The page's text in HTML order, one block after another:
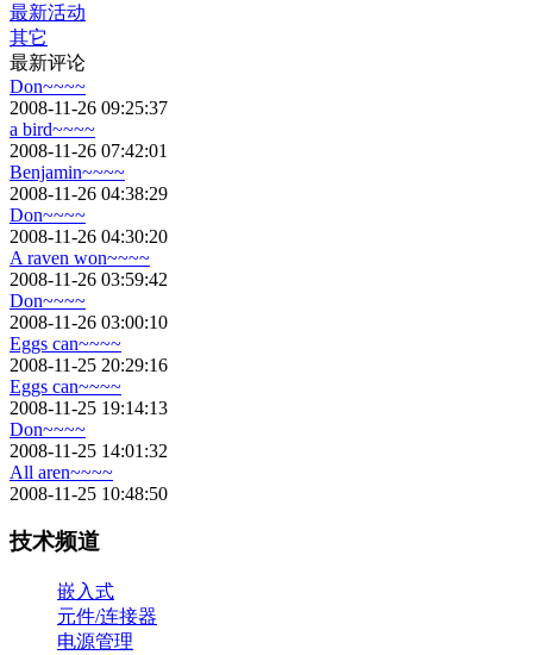
最新活动
其它
最新评论
Don~~~~
2008-11-26 09:25:37
a bird~~~~
2008-11-26 07:42:01
Benjamin~~~~
2008-11-26 04:38:29
Don~~~~
2008-11-26 04:30:20
A raven won~~~~
2008-11-26 03:59:42
Don~~~~
2008-11-26 03:00:10
Eggs can~~~~
2008-11-25 20:29:16
Eggs can~~~~
2008-11-25 19:14:13
Don~~~~
2008-11-25 14:01:32
All aren~~~~
2008-11-25 10:48:50
技术频道
嵌入式
元件/连接器
电源管理